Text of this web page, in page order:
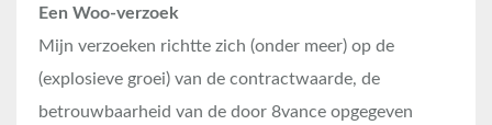
Een Woo-verzoek
Mijn verzoeken richtte zich (onder meer) op de
(explosieve groei) van de contractwaarde, de
betrouwbaarheid van de door 8vance opgegeven